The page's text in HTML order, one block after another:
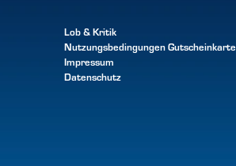
Lob & Kritik
NutzungsbedingungenGutscheinkarte
Impressum
Datenschutz